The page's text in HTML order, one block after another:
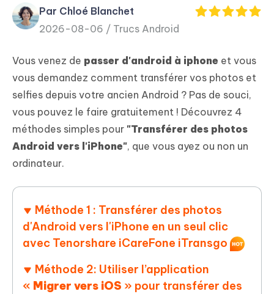
PDF
Editor
New
iAnyGo
Par Chloé Blanchet
2026-08-06 / Trucs Android
Vous venez de passer d'android à iphone et vous
vous demandez comment transférer vos photos et
selfies depuis votre ancien Android ? Pas de souci,
vous pouvez le faire gratuitement ! Découvrez 4
méthodes simples pour "Transférer des photos
Android vers l'iPhone", que vous ayez ou non un
ordinateur.
Méthode 1 : Transférer des photos
d'Android vers l'iPhone en un seul clic
avec Tenorshare iCareFone iTransgo
Méthode 2: Utiliser l’application
« Migrer vers iOS » pour transférer des